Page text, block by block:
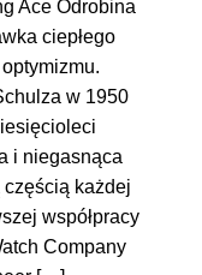
Ace Odrobina
ciepłego
w 1950
i niegasnąca
częścią każdej
współpracy
Company